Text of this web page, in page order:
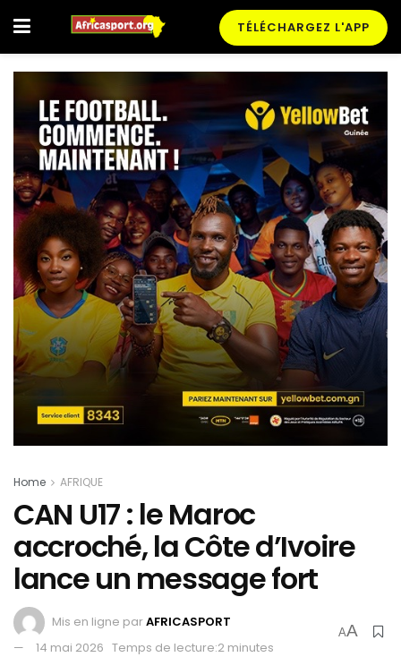
TÉLÉCHARGEZ L'APP
Home AFRIQUE
CAN U17 : le Maroc
accroché, la Côte d’Ivoire
lance un message fort
Mis en ligne parAFRICASPORT
14 mai 2026 Temps de lecture:2 minutes
AA